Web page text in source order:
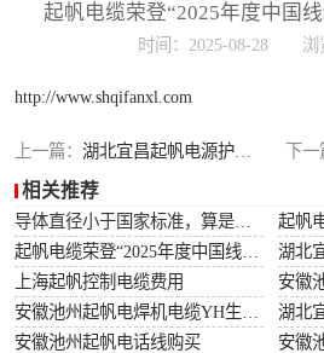
起帆电缆荣登“2025年度中国线
时间：2025-08-28 浏
http://www.shqifanxl.com
上一篇： 湖北宜昌起帆电源护套线批发价格 下一
相关推荐
上海起帆控制电缆费用
安徽
湖北
安徽池州起帆电话线购买
屏蔽电缆
光伏电缆
特种电缆
网络通讯电缆